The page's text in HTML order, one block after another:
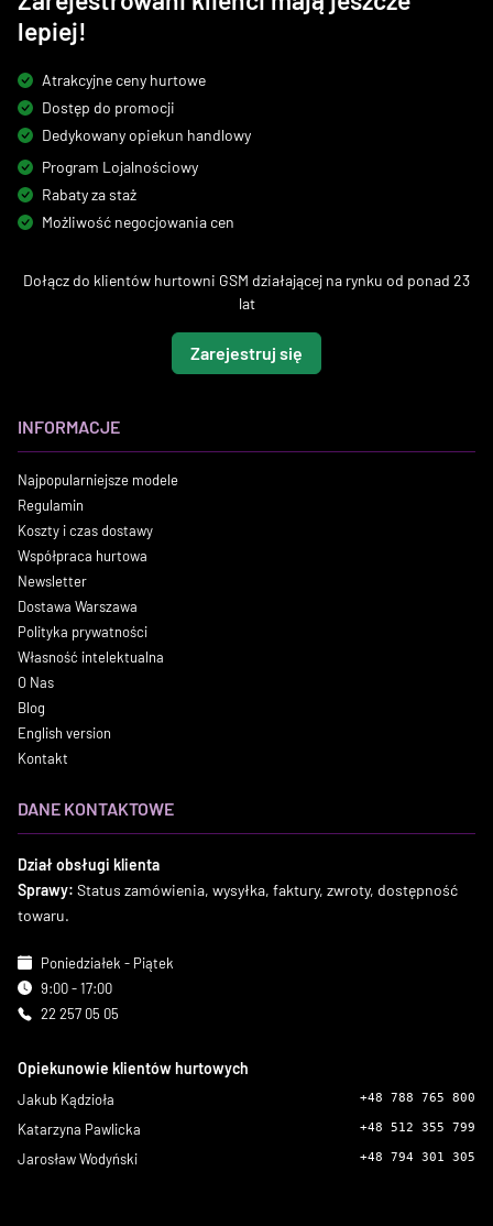
lepiej!
Atrakcyjne ceny hurtowe
Dostęp do promocji
Dedykowany opiekun handlowy
Program Lojalnościowy
Rabaty za staż
Możliwość negocjowania cen
Dołącz do klientów hurtowni GSM działającej na rynku od ponad 23
lat
Zarejestruj się
INFORMACJE
Najpopularniejsze modele
Regulamin
Koszty i czas dostawy
Współpraca hurtowa
Newsletter
Dostawa Warszawa
Polityka prywatności
Własność intelektualna
O Nas
Blog
English version
Kontakt
DANE KONTAKTOWE
Dział obsługi klienta
Sprawy: Status zamówienia, wysyłka, faktury, zwroty, dostępność
towaru.
Poniedziałek - Piątek
9:00 - 17:00
22 257 05 05
Opiekunowie klientów hurtowych
Jakub Kądzioła +48 788 765 800
Katarzyna Pawlicka +48 512 355 799
Jarosław Wodyński +48 794 301 305